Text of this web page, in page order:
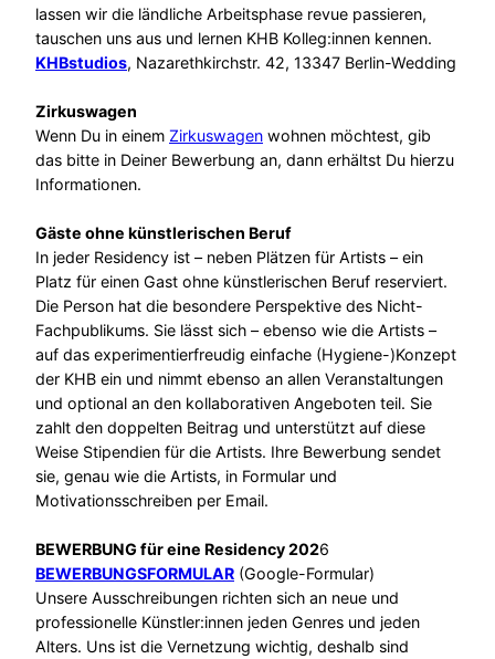
lassen wir die ländliche Arbeitsphase revue passieren,
tauschen uns aus und lernen KHB Kolleg:innen kennen.
KHBstudios, Nazarethkirchstr. 42, 13347 Berlin-Wedding
Zirkuswagen
Wenn Du in einem Zirkuswagen wohnen möchtest, gib
das bitte in Deiner Bewerbung an, dann erhältst Du hierzu
Informationen.
Gäste ohne künstlerischen Beruf
In jeder Residency ist – neben Plätzen für Artists – ein
Platz für einen Gast ohne künstlerischen Beruf reserviert.
Die Person hat die besondere Perspektive des Nicht-
Fachpublikums. Sie lässt sich – ebenso wie die Artists –
auf das experimentierfreudig einfache (Hygiene-)Konzept
der KHB ein und nimmt ebenso an allen Veranstaltungen
und optional an den kollaborativen Angeboten teil. Sie
zahlt den doppelten Beitrag und unterstützt auf diese
Weise Stipendien für die Artists. Ihre Bewerbung sendet
sie, genau wie die Artists, in Formular und
Motivationsschreiben per Email.
BEWERBUNG für eine Residency 2026
BEWERBUNGSFORMULAR (Google-Formular)
Unsere Ausschreibungen richten sich an neue und
professionelle Künstler:innen jeden Genres und jeden
Alters. Uns ist die Vernetzung wichtig, deshalb sind